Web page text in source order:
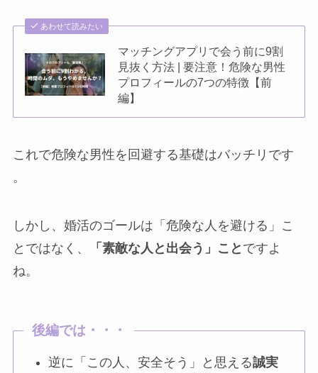
あわせて読みたい
マッチングアプリで会う前に9割
見抜く方法 | 要注意！危険な男性
プロフィールの7つの特徴【前
編】
これで危険な男性を回避する基礎はバッチリです
。
しかし、婚活のゴールは「危険な人を避ける」こ
とではなく、
「素敵な人と出会う」こと ですよ
ね。
後編では・・・
逆に「この人、安全そう」と思える誠実